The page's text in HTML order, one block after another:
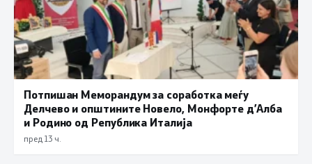
Потпишан Меморандум за соработка меѓу
Делчево и општините Новело, Монфорте д’Алба
и Родино од Република Италија
пред 13 ч.